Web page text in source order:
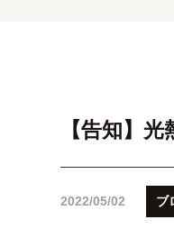
【告知】
2022/05/02 ブ